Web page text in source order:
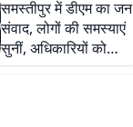
गिरफ्तार
समस्तीपुर में डीएम का जन
संवाद, लोगों की समस्याएं
सुनीं, अधिकारियों को
समयबद्ध समाधान का